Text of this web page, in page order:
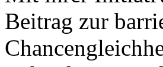
Beitrag zur